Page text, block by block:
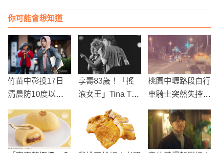
你可能會想知道
竹苗中彰投17日
清晨防10度以下
低溫 北部白天18
至21度
享壽83歲！「搖
滾女王」Tina Tur
ner驚傳逝世
桃園中壢路段自行
車騎士突然失控摔
倒 行車紀錄器捕
捉驚險瞬間